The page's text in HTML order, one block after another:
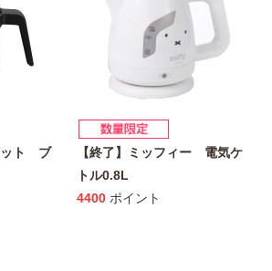
ット ブ
【終了】ミッフィー 電気ケ
トル0.8L
4400 ポイント